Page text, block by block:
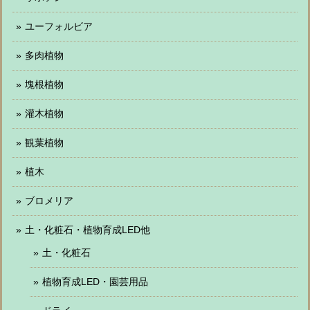
ユーフォルビア
多肉植物
塊根植物
灌木植物
観葉植物
植木
ブロメリア
土・化粧石・植物育成LED他
土・化粧石
植物育成LED・園芸用品